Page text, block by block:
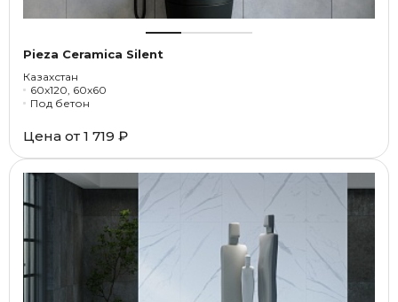
Pieza Ceramica Silent
Казахстан
60x120, 60x60
Под бетон
Цена от 1 719 ₽